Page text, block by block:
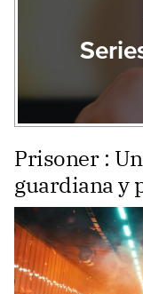
Prisoner :
guardiana y